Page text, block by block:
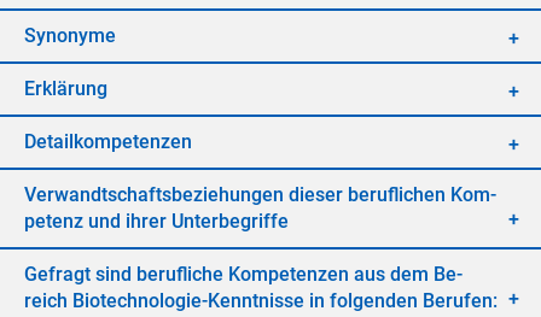
Syn­ony­me
Er­klä­rung
De­tail­kom­pe­ten­zen
Ver­wandt­schafts­be­zie­hun­gen die­ser be­ruf­li­chen Kom­
pe­tenz und ih­rer Un­ter­be­grif­fe
Ge­fragt sind be­ruf­li­che Kom­pe­ten­zen aus dem Be­
reich Bio­tech­no­lo­gie-Kennt­nis­se in fol­gen­den Be­ru­fen: